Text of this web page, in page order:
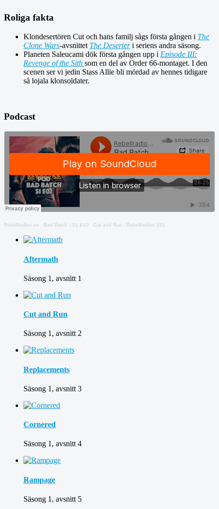
Roliga fakta
Klondesertören Cut och hans familj sågs första gången i The
Clone Wars-avsnittet The Deserteri seriens andra säsong.
Planeten Saleucami dök första gången upp i Episode III:
Revenge of the Sith som en del av Order 66-montaget. I den
scenen ser vi jedin Stass Allie bli mördad av hennes tidigare
så lojala klonsoldater.
Podcast
Rebellradion.se · Bad Batch - S1 E02 - Cut and Run - Rebellradion 161
Aftermath
Säsong 1, avsnitt 1
Cut and Run
Säsong 1, avsnitt 2
Replacements
Säsong 1, avsnitt 3
Cornered
Säsong 1, avsnitt 4
Rampage
Säsong 1, avsnitt 5